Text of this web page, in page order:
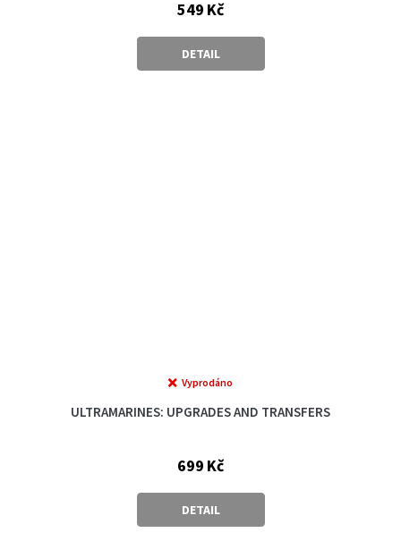
549 Kč
DETAIL
ULTRAMARINES: UPGRADES AND TRANSFERS
Vyprodáno
699 Kč
DETAIL